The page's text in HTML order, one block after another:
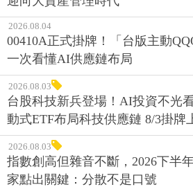
2026.08.04
00410A正式掛牌！「台版主動
一次看懂AI供應鏈布局
2026.08.03
台股科技新兵登場！AI投資不光
動式ETF布局科技供應鏈 8/3掛牌
2026.08.03
指數創高但雜音不斷，2026下半
家點出關鍵：分散不是口號